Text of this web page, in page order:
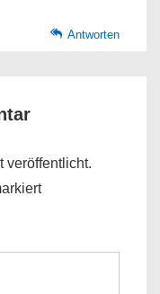
Antworten
veröffentlicht.